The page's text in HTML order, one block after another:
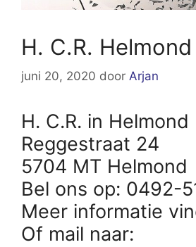
H. C.R. Helmond
juni 20, 2020 door Arjan
H. C.R. in Helmond
Reggestraat 24
5704 MT Helmond
Bel ons op: 0492-
Meer informatie
Of mail naar: